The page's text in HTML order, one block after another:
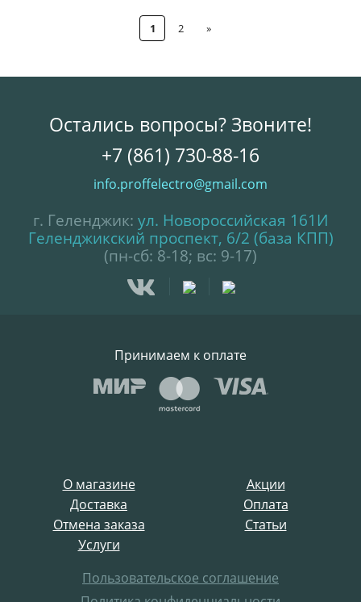
1 2 »
О магазине
Акции
Доставка
Оплата
Отмена заказа
Статьи
Услуги
Пользовательское соглашение
Остались вопросы? Звоните!
+7 (861) 730-88-16
info.proffelectro@gmail.com
г. Геленджик: ул. Новороссийская 161И
Геленджикский проспект, 6/2 (база КПП)
(пн-сб: 8-18; вс: 9-17)
Принимаем к оплате